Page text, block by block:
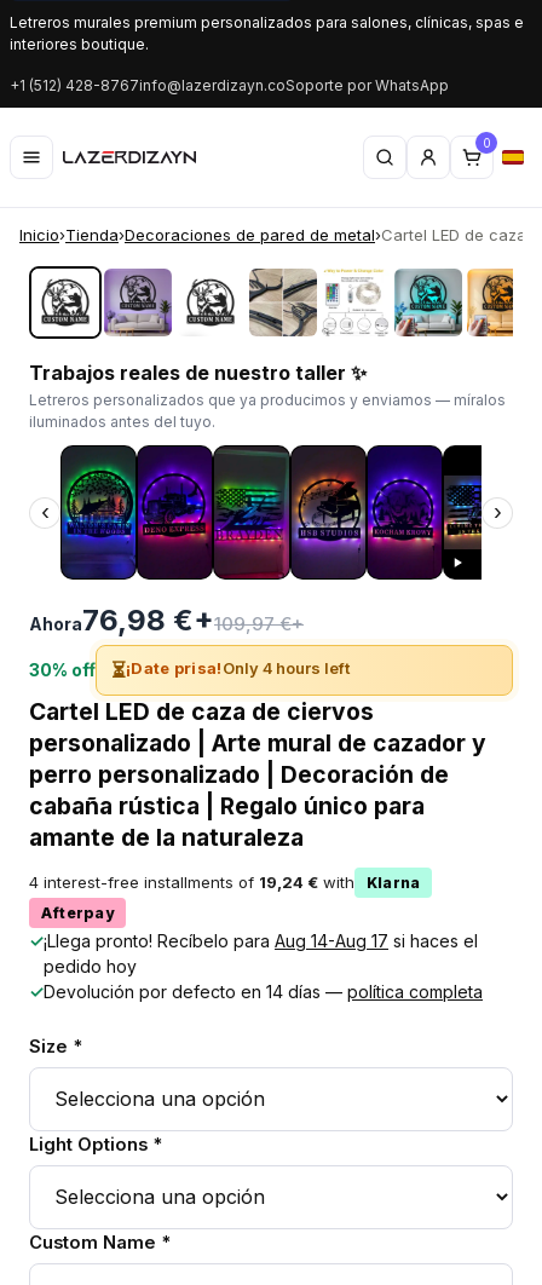
Letreros murales premium personalizados para salones, clínicas, spas e
interiores boutique.
+1 (512) 428-8767info@lazerdizayn.coSoporte por WhatsApp
0
Inicio›Tienda›Decoraciones de pared de metal›Cartel LED de caza
‹ ›
Trabajos reales de nuestro taller ✨
Letreros personalizados que ya producimos y enviamos — míralos
iluminados antes del tuyo.
‹ ›
Ahora76,98 €+109,97 €+
30% off ⏳¡Date prisa!Only 4 hours left
Cartel LED de caza de ciervos
personalizado | Arte mural de cazador y
perro personalizado | Decoración de
cabaña rústica | Regalo único para
amante de la naturaleza
4 interest-free installments of 19,24 € with
Klarna
Afterpay
✓¡Llega pronto! Recíbelo para Aug 14-Aug 17 si haces el
pedido hoy
✓Devolución por defecto en 14 días — política completa
Size *
Light Options *
Custom Name *